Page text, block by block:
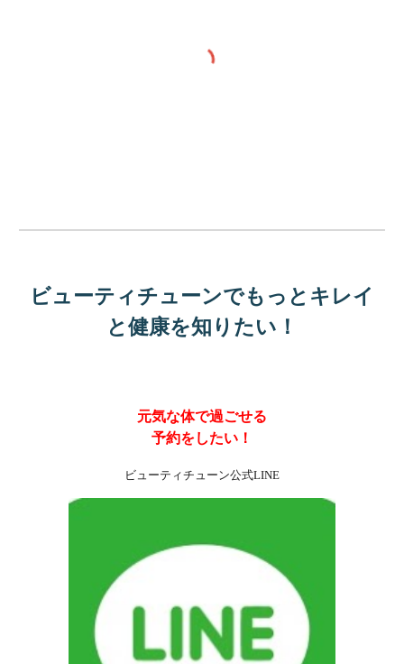
ビューティチューンでもっとキレイ
と健康を知りたい！
元気な体で過ごせる
予約をしたい！
ビューティチューン公式LINE